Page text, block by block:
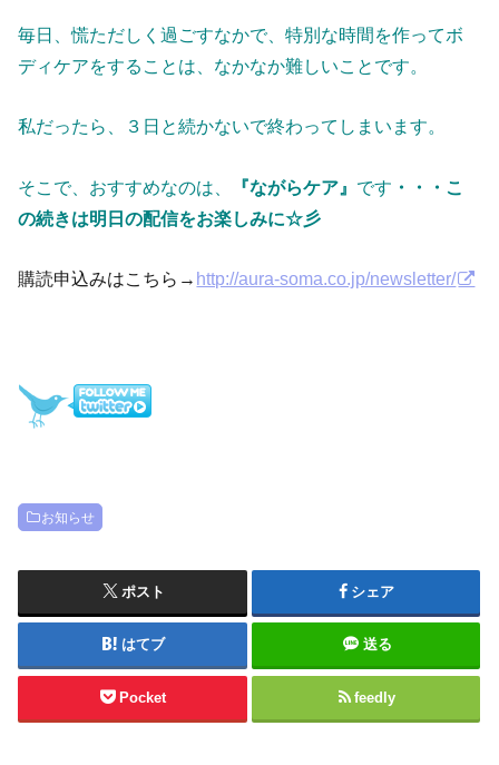
毎日、慌ただしく過ごすなかで、特別な時間を作ってボ
ディケアをすることは、なかなか難しいことです。
私だったら、３日と続かないで終わってしまいます。
そこで、おすすめなのは、 『ながらケア』 です ・・・こ
の続きは明日の配信をお楽しみに☆彡
購読申込みはこちら→ http://aura-soma.co.jp/newsletter/
お知らせ
ポスト シェア
はてブ 送る
Pocket feedly